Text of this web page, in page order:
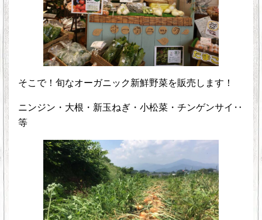
そこで！旬なオーガニック新鮮野菜を販売します！
ニンジン・大根・新玉ねぎ・小松菜・チンゲンサイ‥
等